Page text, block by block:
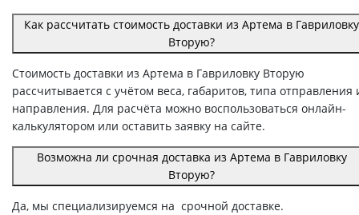
Как рассчитать стоимость доставки из Артема в Гавриловку
Вторую?
Стоимость доставки из Артема в Гавриловку Вторую
рассчитывается с учётом веса, габаритов, типа отправления
направления. Для расчёта можно воспользоваться онлайн-
калькулятором или оставить заявку на сайте.
Возможна ли срочная доставка из Артема в Гавриловку
Вторую?
Да, мы специализируемся на срочной доставке.